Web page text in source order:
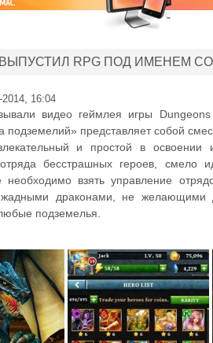
ВЫПУСТИЛ RPG ПОД ИМЕНЕМ
2014, 16:04
видео геймлея игры
представляет собой
и простой в освоении
бесстрашных героев, смело
необходимо взять управление
драконами, не желающими
подземелья.